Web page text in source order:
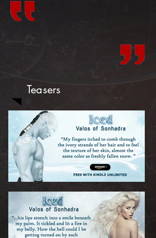
Teasers